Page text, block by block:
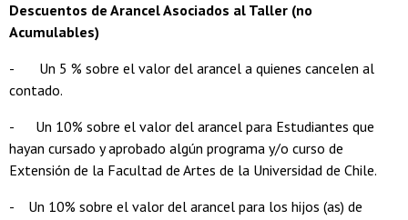
Descuentos de Arancel Asociados al Taller (no
Acumulables)
- Un 5 % sobre el valor del arancel a quienes cancelen al
contado.
- Un 10% sobre el valor del arancel para Estudiantes que
hayan cursado y aprobado algún programa y/o curso de
Extensión de la Facultad de Artes de la Universidad de Chile.
- Un 10% sobre el valor del arancel para los hijos (as) de